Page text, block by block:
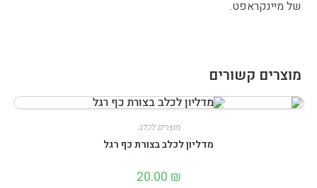
של מיינקראפט.
מוצרים קשורים
מוצרים לכלב
מדליון לכלב בצורת כף רגל
20.00 ₪